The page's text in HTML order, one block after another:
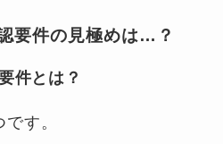
要件の見極めは…？
件とは？
す。